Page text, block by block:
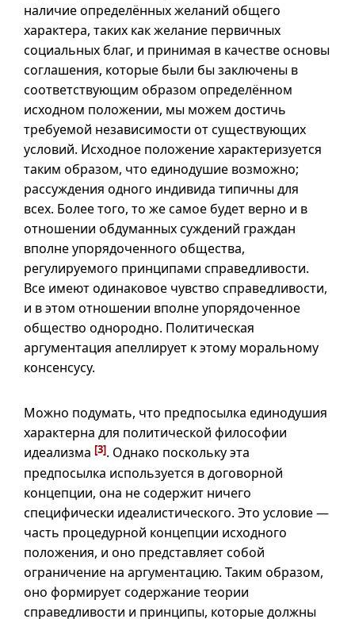
наличие определённых желаний общего
характера, таких как желание первичных
социальных благ, и принимая в качестве основы
соглашения, которые были бы заключены в
соответствующим образом определённом
исходном положении, мы можем достичь
требуемой независимости от существующих
условий. Исходное положение характеризуется
таким образом, что единодушие возможно;
рассуждения одного индивида типичны для
всех. Более того, то же самое будет верно и в
отношении обдуманных суждений граждан
вполне упорядоченного общества,
регулируемого принципами справедливости.
Все имеют одинаковое чувство справедливости,
и вэтом отношении вполне упорядоченное
общество однородно. Политическая
аргументация апеллирует к этому моральному
консенсусу.
Можно подумать, что предпосылка единодушия
характерна для политической философии
идеализма [3]. Однако поскольку эта
предпосылка используется в договорной
концепции, она не содержит ничего
специфически идеалистического. Это условие —
часть процедурной концепции исходного
положения, и оно представляет собой
ограничение на аргументацию. Таким образом,
оно формирует содержание теории
справедливости и принципы, которые должны